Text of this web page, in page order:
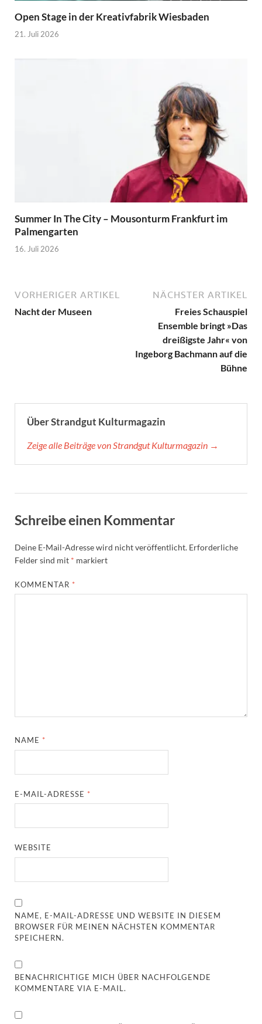
Open Stage in der Kreativfabrik Wiesbaden
21. Juli 2026
Summer In The City – Mousonturm Frankfurt im
Palmengarten
16. Juli 2026
VORHERIGER ARTIKEL
Nacht der Museen
NÄCHSTER ARTIKEL
Freies Schauspiel
Ensemble bringt »Das
dreißigste Jahr« von
Ingeborg Bachmann auf die
Bühne
Über Strandgut Kulturmagazin
Zeige alle Beiträge von Strandgut Kulturmagazin →
Schreibe einen Kommentar
Deine E-Mail-Adresse wird nicht veröffentlicht. Erforderliche
Felder sind mit * markiert
KOMMENTAR *
NAME *
E-MAIL-ADRESSE *
WEBSITE
NAME, E-MAIL-ADRESSE UND WEBSITE IN DIESEM
BROWSER FÜR MEINEN NÄCHSTEN KOMMENTAR
SPEICHERN.
BENACHRICHTIGE MICH ÜBER NACHFOLGENDE
KOMMENTARE VIA E-MAIL.